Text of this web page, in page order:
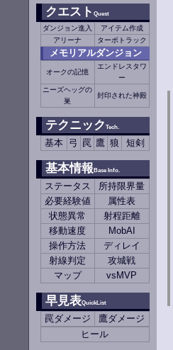
クエストQuest
ダンジョン進入
アイテム作成
アリーナ
ターボトラック
メモリアルダンジョン
オークの記憶
エンドレスタワ
ー
ニーズヘッグの
巣
封印された神殿
テクニックTech.
基本 弓 罠 鷹 狼 短剣
基本情報Base Info.
ステータス
所持限界量
必要経験値
属性表
状態異常
射程距離
移動速度
MobAI
操作方法
ディレイ
射線判定
攻城戦
マップ
vsMVP
早見表QuickList
罠ダメージ
鷹ダメージ
ヒール